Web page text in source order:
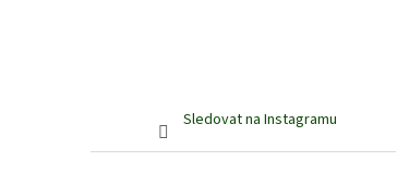
Sledovat na Instagramu